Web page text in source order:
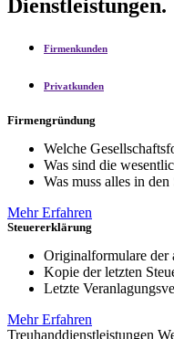
Dienstleistungen.
Firmenkunden
Privatkunden
Firmengründung
Welche
Was sind die
Was muss alles in
Mehr Erfahren
Steuererklärung
Originalformulare der
Kopie der letzten
Letzte
Mehr Erfahren
Treuhanddienstleistungen